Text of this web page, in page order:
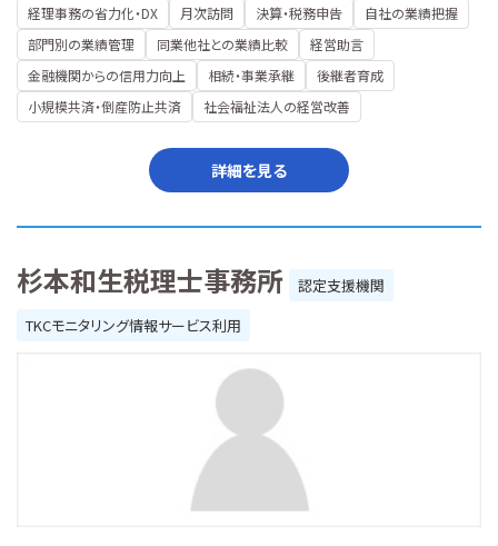
経理事務の省力化・DX 月次訪問 決算・税務申告
自社の業績把握
部門別の業績管理
同業他社との業績比較
経営助言
金融機関からの信用力向上
相続・事業承継
後継者育成
小規模共済・倒産防止共済
社会福祉法人の経営改善
詳細を見る
杉本和生税理士事務所
認定支援機関
TKCモニタリング情報サービス利用